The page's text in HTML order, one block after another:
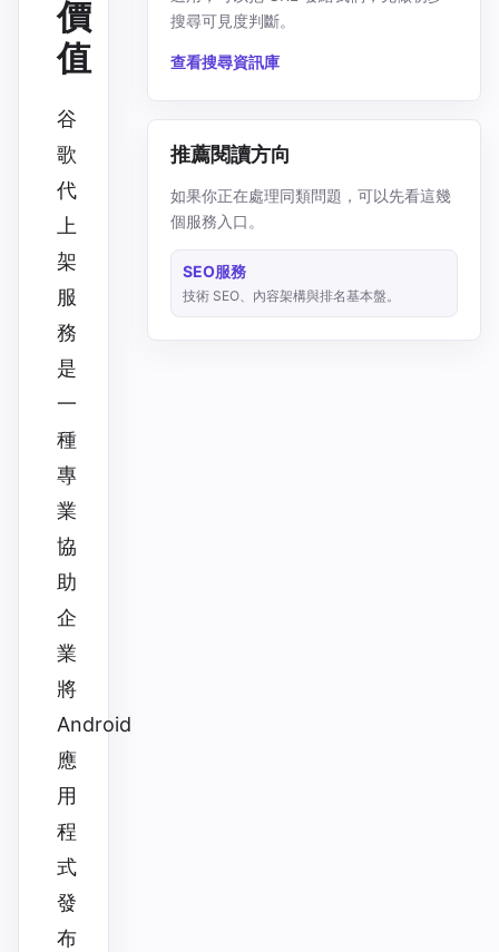
價
值
谷
歌
代
上
架
服
務
是
一
種
專
業
協
助
企
業
將
Android
應
用
程
式
發
布
搜尋可見度判斷。
查看搜尋資訊庫
推薦閱讀方向
如果你正在處理同類問題，可以先看這幾
個服務入口。
SEO服務
技術 SEO、內容架構與排名基本盤。